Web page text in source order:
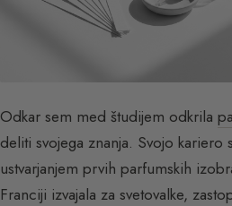
Odkar sem med študijem odkrila
deliti svojega znanja. Svojo kariero
ustvarjanjem prvih parfumskih
Franciji izvajala za svetovalke,